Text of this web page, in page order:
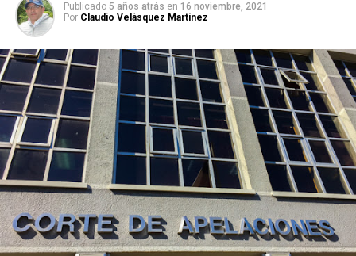
Publicado 5 años atrás en 16 noviembre, 2021
Por Claudio Velásquez Martínez